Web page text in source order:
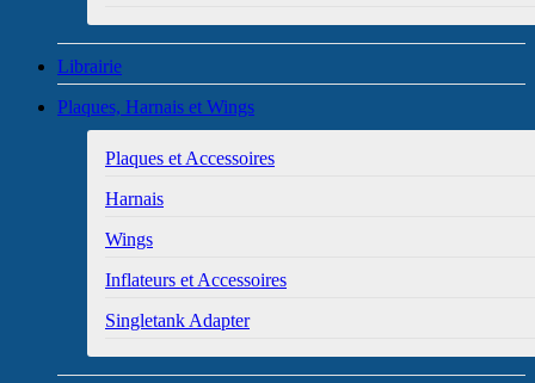
Librairie
Plaques, Harnais et Wings
Plaques et Accessoires
Harnais
Wings
Inflateurs et Accessoires
Singletank Adapter